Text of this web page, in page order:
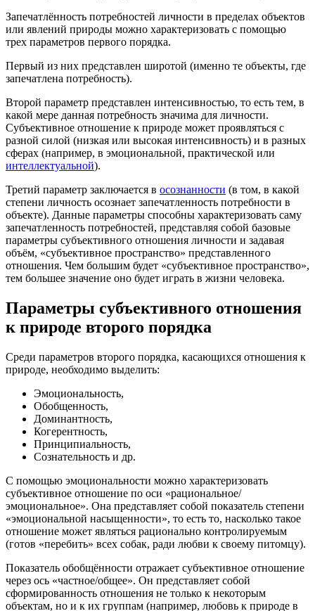
Запечатлённость потребностей личности в пределах объектов
или явлений природы можно характеризовать с помощью
трех параметров первого порядка.
Первый из них представлен широтой (именно те объекты, где
запечатлена потребность).
Второй параметр представлен интенсивностью, то есть тем, в
какой мере данная потребность значима для личности.
Субъективное отношение к природе может проявляться с
разной силой (низкая или высокая интенсивность) и в разных
сферах (например, в эмоциональной, практической или
интеллектуальной).
Третий параметр заключается в осознанности (в том, в какой
степени личность осознает запечатленность потребности в
объекте). Данные параметры способны характеризовать саму
запечатленность потребностей, представляя собой базовые
параметры субъективного отношения личности и задавая
объём, «субъективное пространство» представленного
отношения. Чем большим будет «субъективное пространство»,
тем большее значение оно будет играть в жизни человека.
Параметры субъективного отношения
к природе второго порядка
Среди параметров второго порядка, касающихся отношения к
природе, необходимо выделить:
Эмоциональность,
Обобщенность,
Доминантность,
Когерентность,
Принципиальность,
Сознательность и др.
С помощью эмоциональности можно характеризовать
субъективное отношение по оси «рациональное/
эмоциональное». Она представляет собой показатель степени
«эмоциональной насыщенности», то есть то, насколько такое
отношение может являться рационально контролируемым
(готов «перебить» всех собак, ради любви к своему питомцу).
Показатель обобщённости отражает субъективное отношение
через ось «частное/общее». Он представляет собой
сформированность отношения не только к некоторым
объектам, но и к их группам (например, любовь к природе в